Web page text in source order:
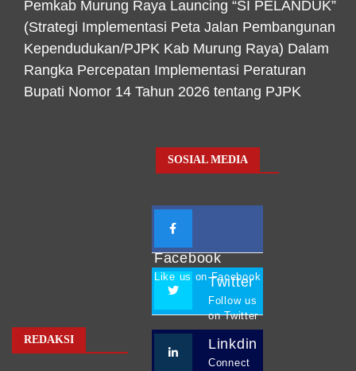
Pemkab Murung Raya Launcing “SI PELANDUK”
(Strategi Implementasi Peta Jalan Pembangunan
Kependudukan/PJPK Kab Murung Raya) Dalam
Rangka Percepatan Implementasi Peraturan
Bupati Nomor 14 Tahun 2026 tentang PJPK
REDAKSI
SOSIAL MEDIA
Facebook
Like us on Facebook
Twitter
Follow us
on Twitter
Linkdin
Connect